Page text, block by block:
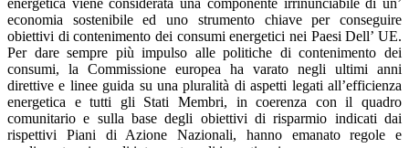
energetica viene considerata una componente irrinunciabile di un’
economia sostenibile ed uno strumento chiave per conseguire
obiettivi di contenimento dei consumi energetici nei Paesi Dell’ UE.
Per dare sempre più impulso alle politiche di contenimento dei
consumi, la Commissione europea ha varato negli ultimi anni
direttive e linee guida su una pluralità di aspetti legati all’efficienza
energetica e tutti gli Stati Membri, in coerenza con il quadro
comunitario e sulla base degli obiettivi di risparmio indicati dai
rispettivi Piani di Azione Nazionali, hanno emanato regole e